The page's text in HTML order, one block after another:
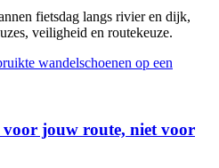
fietsdag langs rivier en dijk,
veiligheid en routekeuze.
voor jouw route, niet voor